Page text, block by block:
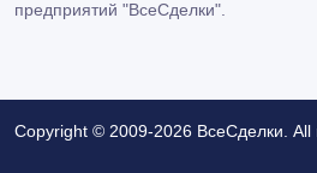
предприятий "ВсеСделки".
Copyright © 2009-2026 ВсеСделки. All